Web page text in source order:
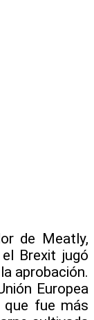
de Meatly,
Brexit jugó
aprobación.
Europea
fue más